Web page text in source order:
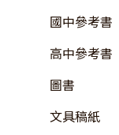
國中參考書
高中參考書
圖書
文具稿紙